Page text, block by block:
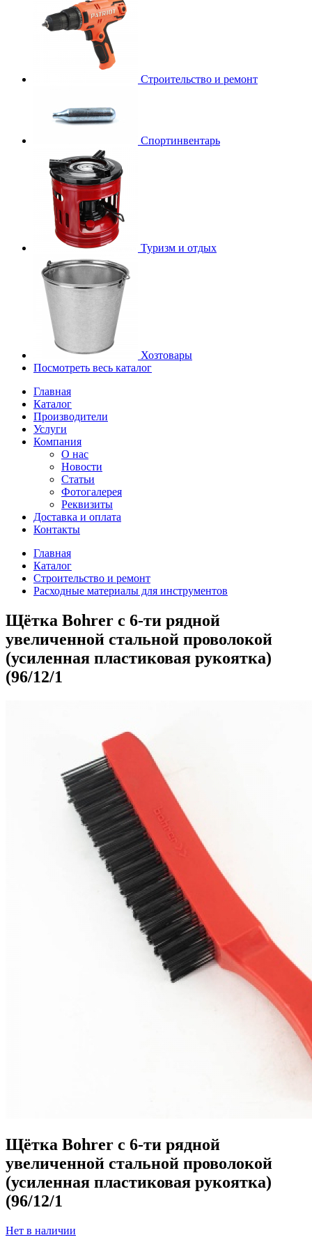
Строительство и ремонт
Спортинвентарь
Туризм и отдых
Хозтовары
Посмотреть весь каталог
Главная
Каталог
Производители
Услуги
Компания
О нас
Новости
Статьи
Фотогалерея
Реквизиты
Доставка и оплата
Контакты
Главная
Каталог
Строительство и ремонт
Расходные материалы для инструментов
Щётка Bohrer с 6-ти рядной
увеличенной стальной проволокой
(усиленная пластиковая рукоятка)
(96/12/1
Щётка Bohrer с 6-ти рядной
увеличенной стальной проволокой
(усиленная пластиковая рукоятка)
(96/12/1
Нет в наличии